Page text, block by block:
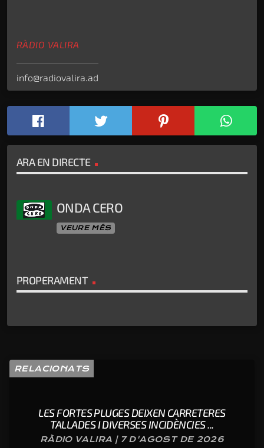
RÀDIO VALIRA
info@radiovalira.ad
ARA EN DIRECTE
ONDA CERO
VEURE MÉS
PROPERAMENT
RELACIONATS
LES FORTES PLUGES DEIXEN CARRETERES
TALLADES I DIVERSES INCIDÈNCIES ...
RÀDIO VALIRA | 7 D'AGOST DE 2026